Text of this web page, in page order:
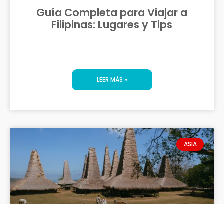
Guía Completa para Viajar a
Filipinas: Lugares y Tips
LEER MÁS »
ASIA